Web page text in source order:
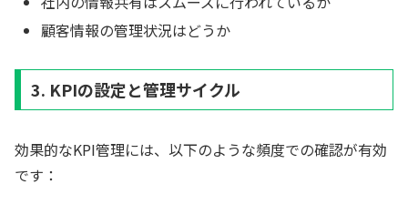
顧客情報の管理状況はどうか
3. KPIの設定と管理サイクル
効果的なKPI管理には、以下のような頻度での確認が有効
です：